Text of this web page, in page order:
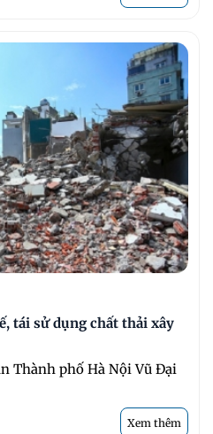
tái sử dụng chất thải xây
Thành phố Hà Nội Vũ Đại
Xem thêm